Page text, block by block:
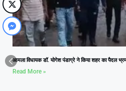
आमला विधायक डॉ. योगेश पंडाग्रे ने किया शहर का पैदल
Read More »